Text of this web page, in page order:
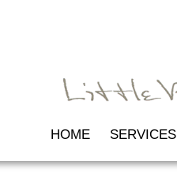
HOME SERVICES